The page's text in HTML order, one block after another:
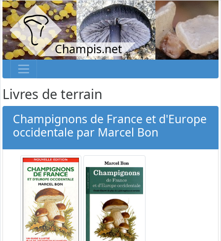
Champis.net
Livres de terrain
Champignons de France et d'Europe
occidentale par Marcel Bon